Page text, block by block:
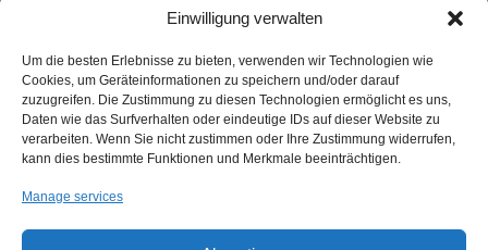
Einwilligung verwalten
Um die besten Erlebnisse zu bieten, verwenden wir Technologien wie
Cookies, um Geräteinformationen zu speichern und/oder darauf
zuzugreifen. Die Zustimmung zu diesen Technologien ermöglicht es uns,
Daten wie das Surfverhalten oder eindeutige IDs auf dieser Website zu
verarbeiten. Wenn Sie nicht zustimmen oder Ihre Zustimmung widerrufen,
kann dies bestimmte Funktionen und Merkmale beeinträchtigen.
Manage services
Ich habe dieDatenschutz-Bestimmungenvon OsaBus
Ein Angebot einholen